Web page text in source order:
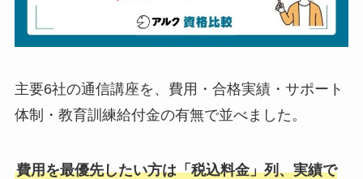
主要6社の通信講座を、費用・合格実績・サポート
体制・教育訓練給付金の有無で並べました。
費用を最優先したい方は「税込料金」列、実績で